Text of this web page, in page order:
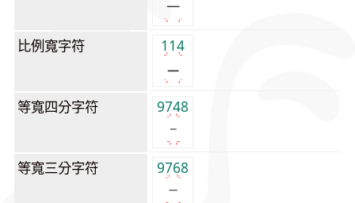
比例寬字符 114
等寬四分字符 9748
等寬三分字符 9768